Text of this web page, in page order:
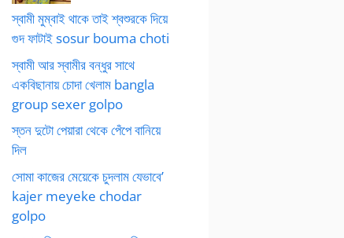
স্বামী মুম্বাই থাকে তাই শ্বশুরকে দিয়ে
গুদ ফাটাই sosur bouma choti
স্বামী আর স্বামীর বন্ধুর সাথে
একবিছানায় চোদা খেলাম bangla
group sexer golpo
স্তন দুটো পেয়ারা থেকে পেঁপে বানিয়ে
দিল
সোমা কাজের মেয়েকে চুদলাম যেভাবে’
kajer meyeke chodar
golpo